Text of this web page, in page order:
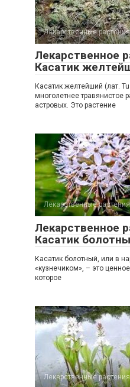
Лекарственные растения
Лекарственное
Касатик
Касатик желтейший (лат.
многолетнее травянистое
астровых. Это растение
Лекарственные растения
Лекарственное
Касатик
Касатик болотный, или в
«кузнечиком», – это
которое
Лекарственные растения